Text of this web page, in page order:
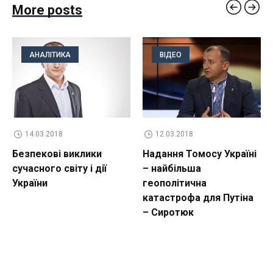
More posts
АНАЛІТИКА
14.03.2018
Безпекові виклики
сучасного світу і дії
України
ВІДЕО
12.03.2018
Надання Томосу Україні
– найбільша
геополітична
катастрофа для Путіна
– Сиротюк